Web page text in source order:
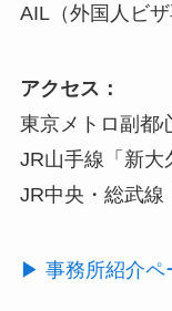
AIL（外国人ビ
アクセス：
東京メトロ副都
JR山手線「新大
JR中央・総武線
▶ 事務所紹介ペ